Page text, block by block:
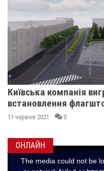
ОНЛАЙН
Київська компанія
встановлення
11 червня 2021 0